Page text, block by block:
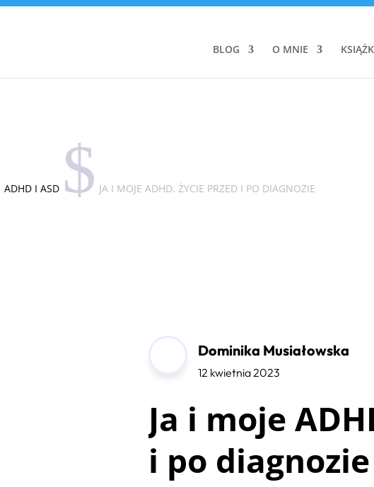
BLOG O MNIE
ADHD I ASD $ JA I MOJE ADHD. ŻYCIE PRZED I PO DIAGNOZIE
Dominika Musiałowska
12 kwietnia 2023
Ja i moje
i po diagnozie